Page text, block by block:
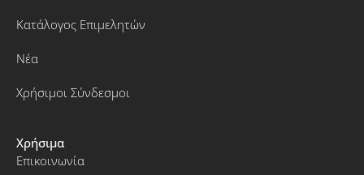
Κατάλογος Επιμελητών
Νέα
Χρήσιμοι Σύνδεσμοι
Χρήσιμα
Επικοινωνία